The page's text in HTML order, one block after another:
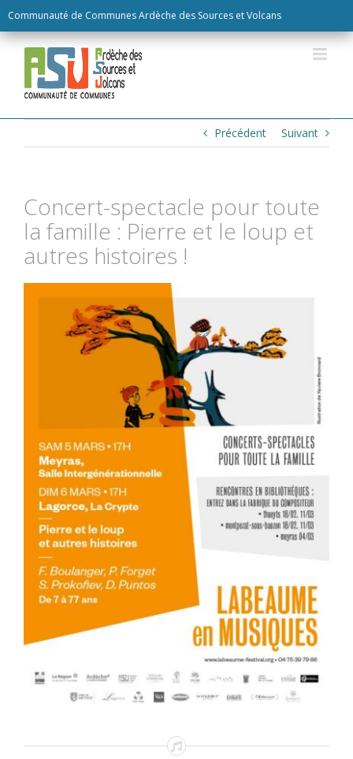
Communauté de Communes Ardèche des Sources et Volcans
to
content
Précédent Suivant
Concert-spectacle pour toute
la famille : Pierre et le loup et
autres histoires !